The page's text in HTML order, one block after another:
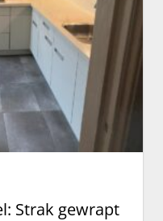
Strak gewrapt